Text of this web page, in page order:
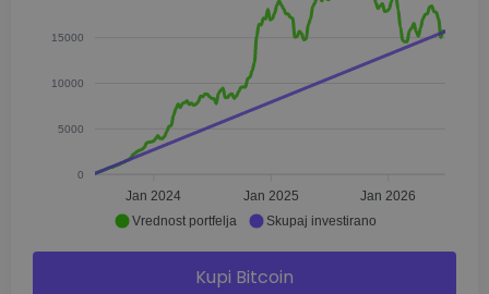
15000
10000
5000
0
Jan 2024 Jan 2025 Jan 2026
Vrednost portfelja Skupaj investirano
Kupi Bitcoin